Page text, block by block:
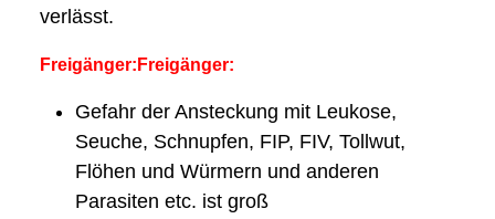
verlässt.
Freigänger:Freigänger:
Gefahr der Ansteckung mit Leukose,
Seuche, Schnupfen, FIP, FIV, Tollwut,
Flöhen und Würmern und anderen
Parasiten etc. ist groß